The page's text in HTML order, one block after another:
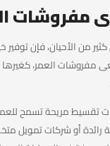
مفروشات
من الأحيان، فإن
مفروشات العمر،
تقسيط مريحة تسمح